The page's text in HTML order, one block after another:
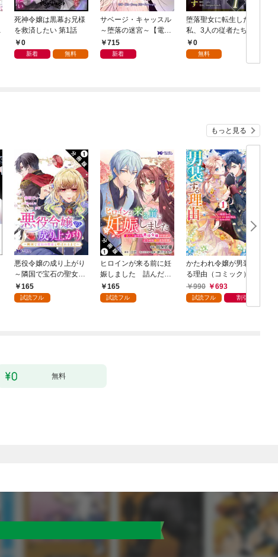
死神令嬢は黒幕お兄様
を救済したい 第1話
0
新着 無料
サベージ・キャッスル
～堕落の迷宮～【電子
単行本版】 第1巻
715
新着
堕落聖女に転生した
私、3人の従者たちに
抱かれて困ってます 第
1話
0
無料
もっと見る
悪役令嬢の成り上がり
～隣国で宝石の聖女と
呼ばれるまで～（コミ
ック） 分冊版 1
165
試読フル
ヒロインが来る前に妊
娠しました 詰んだは
ずの悪役令嬢ですが、
どうやら違うようです
165
試読フル
かたわれ令嬢が男装す
る理由（コミック） 1
990
693
試読フル 割引
無料